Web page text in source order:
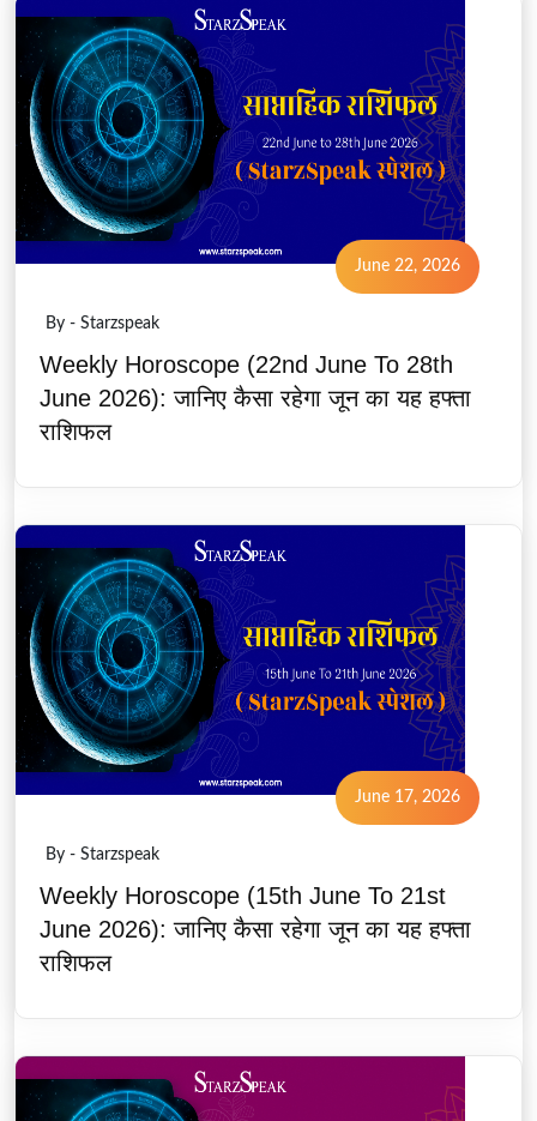
June 22, 2026
By - Starzspeak
Weekly Horoscope (22nd June To 28th
June 2026): जानिए कैसा रहेगा जून का यह हफ्ता
राशिफल
June 17, 2026
By - Starzspeak
Weekly Horoscope (15th June To 21st
June 2026): जानिए कैसा रहेगा जून का यह हफ्ता
राशिफल